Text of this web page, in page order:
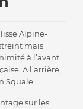
Alpine-
mais
à l’avant
A l’arrière,
Squale.
sur les